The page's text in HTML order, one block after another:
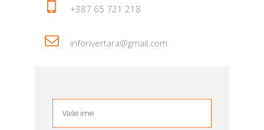
+387 65 721 218
inforivertara@gmail.com